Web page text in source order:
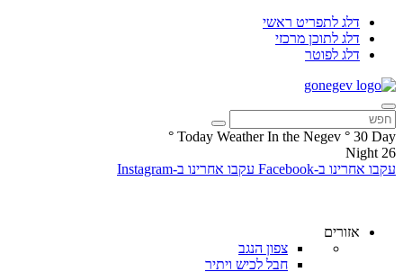
דלג לתפריט ראשי
דלג לתוכן מרכזי
דלג לפוטר
Today Weather In the Negev ° 30 Day
°
26
Night
עקבו אחרינו ב-Facebook
עקבו אחרינו ב-Instagram
אזורים
צפון הנגב
חבל לכיש ויתיר